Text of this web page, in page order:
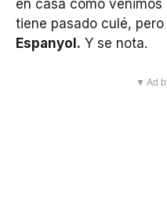
en casa como venimos
tiene pasado culé,
Espanyol. Y se nota.
▼ Ad